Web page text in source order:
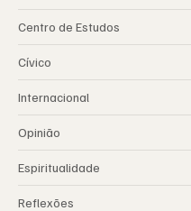
Centro de Estudos
Cívico
Internacional
Opinião
Espiritualidade
Reflexões